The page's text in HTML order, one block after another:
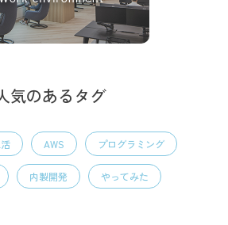
気のあるタグ
AWS プログラミング
内製開発 やってみた